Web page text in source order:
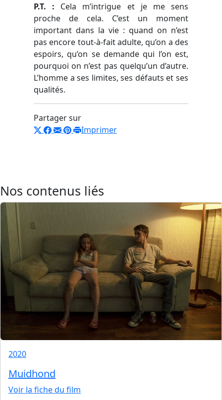
P.T. : Cela m’intrigue et je me sens
proche de cela. C’est un moment
important dans la vie : quand on n’est
pas encore tout-à-fait adulte, qu’on a des
espoirs, qu’on se demande qui l’on est,
pourquoi on n’est pas quelqu’un d’autre.
L’homme a ses limites, ses défauts et ses
qualités.
Partager sur
Imprimer
Nos contenus liés
2020
Muidhond
Voir la fiche du film